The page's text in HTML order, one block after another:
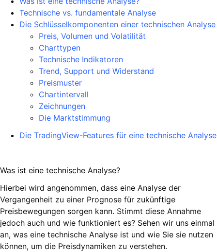
Technische vs. fundamentale Analyse
Die Schlüsselkomponenten einer technischen Analyse
Preis, Volumen und Volatilität
Charttypen
Technische Indikatoren
Trend, Support und Widerstand
Preismuster
Chartintervall
Zeichnungen
Die Marktstimmung
Die TradingView-Features für eine technische Analyse
Was ist eine technische Analyse?
Hierbei wird angenommen, dass eine Analyse der
Vergangenheit zu einer Prognose für zukünftige
Preisbewegungen sorgen kann. Stimmt diese Annahme
jedoch auch und wie funktioniert es? Sehen wir uns einmal
an, was eine technische Analyse ist und wie Sie sie nutzen
können, um die Preisdynamiken zu verstehen.